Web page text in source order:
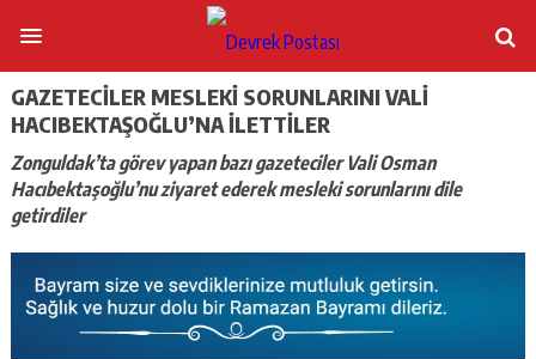
GAZETECILER MESLEKI SORUNLARINI VALI
HACIBEKTAŞOĞLU’NA ILETTILER
Zonguldak’ta görev yapan bazı gazeteciler Vali Osman
Hacıbektaşoğlu’nu ziyaret ederek mesleki sorunlarını dile
getirdiler